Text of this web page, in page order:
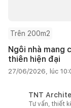
Trên 200m2
Ngôi nhà mang
thiên hiện đại
27/06/2026, lúc
TNT
Tư vấn, thiết